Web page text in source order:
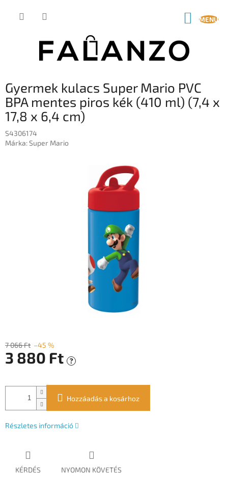
KOSÁR
Gyermek kulacs Super Mario PVC
BPA mentes piros kék (410 ml) (7,4 x
17,8 x 6,4 cm)
S4306174
Márka:Super Mario
7 066 Ft –45 %
3 880 Ft ?
Hozzáadás a kosárhoz
Részletes információ
KÉRDÉS NYOMON KÖVETÉS